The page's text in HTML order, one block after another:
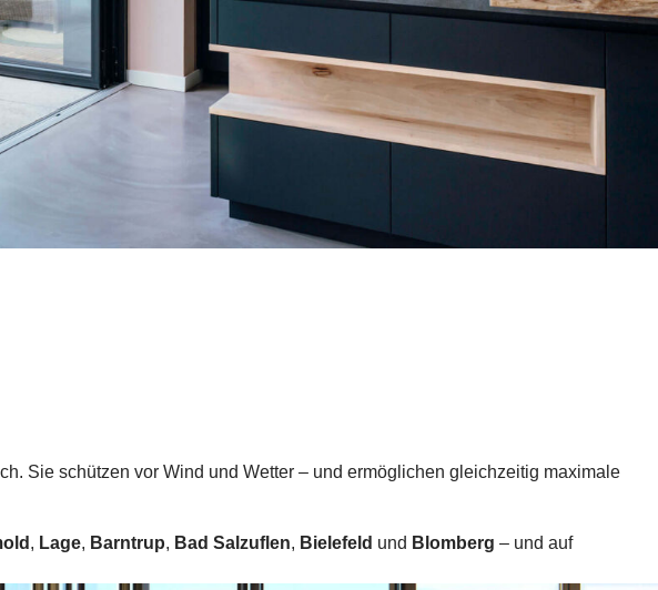
Sie schützen vor Wind und Wetter – und ermöglichen gleichzeitig maximale
, Lage, Barntrup, Bad Salzuflen, Bielefeld und Blomberg – und auf